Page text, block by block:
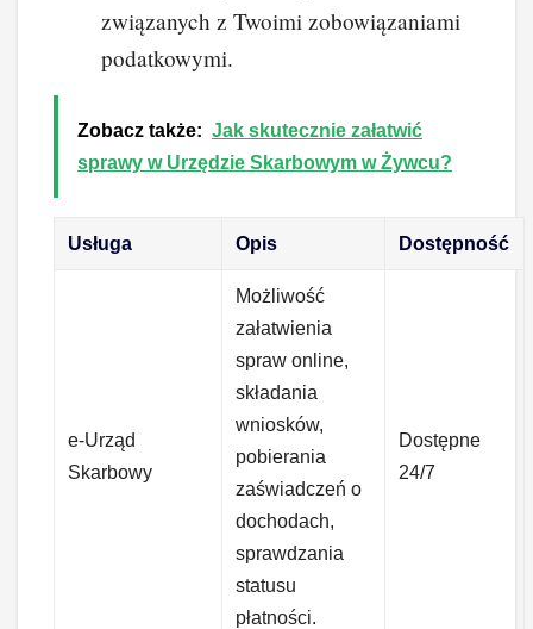
związanych z Twoimi zobowiązaniami
podatkowymi.
Zobacz także: Jak skutecznie załatwić
sprawy w Urzędzie Skarbowym w Żywcu?
Usługa Opis Dostępność
e-Urząd
Skarbowy
Możliwość
załatwienia
spraw online,
składania
wniosków,
pobierania
zaświadczeń o
dochodach,
sprawdzania
statusu
płatności.
Dostępne
24/7